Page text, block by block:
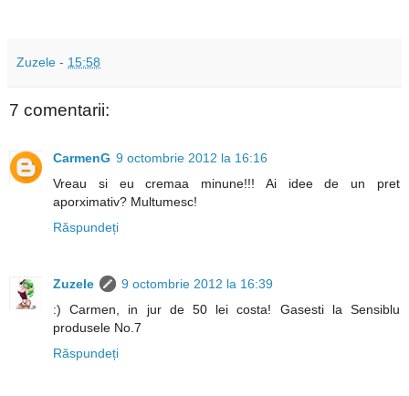
Zuzele - 15:58
7 comentarii:
CarmenG 9 octombrie 2012 la 16:16
Vreau si eu cremaa minune!!! Ai idee de un pret
aporximativ? Multumesc!
Răspundeți
Zuzele
9 octombrie 2012 la 16:39
:) Carmen, in jur de 50 lei costa! Gasesti la Sensiblu
produsele No.7
Răspundeți